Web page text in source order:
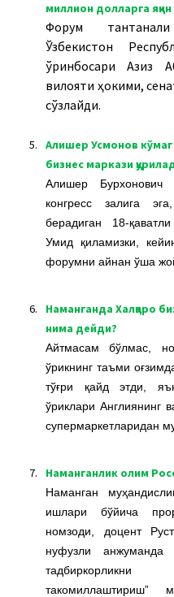
миллион долларга
Форум
Ўзбекистон
ўринбосари Азиз
вилояти ҳокими,
сўзлайди.
5.
Алишер Усмонов
бизнес маркази
Алишер Бурхонович
конгресс залига
берадиган 18-
Умид қиламизки,
форумни айнан ўша
6. Наманганда Халқаро
нима дейди?
Айтмасам бўлмас,
ўрикнинг таъми
тўғри қайд этди,
ўриклари Англиянинг
супермаркетларидан
7. Наманганлик олим
Наманган
ишлари бўйича
номзоди, доцент
нуфузли анжуманда
такомиллаштириш”